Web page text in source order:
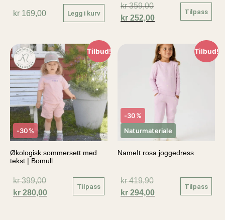
kr 169,00 Legg i kurv
kr359,00
kr 252,00
Tilpass
Tilbud!
-30%
Økologisk sommersett med
tekst | Bomull
kr399,00
kr 280,00
Tilpass
Tilbud!
Naturmateriale
-30%
NameIt rosa joggedress
kr419,90
kr 294,00
Tilpass